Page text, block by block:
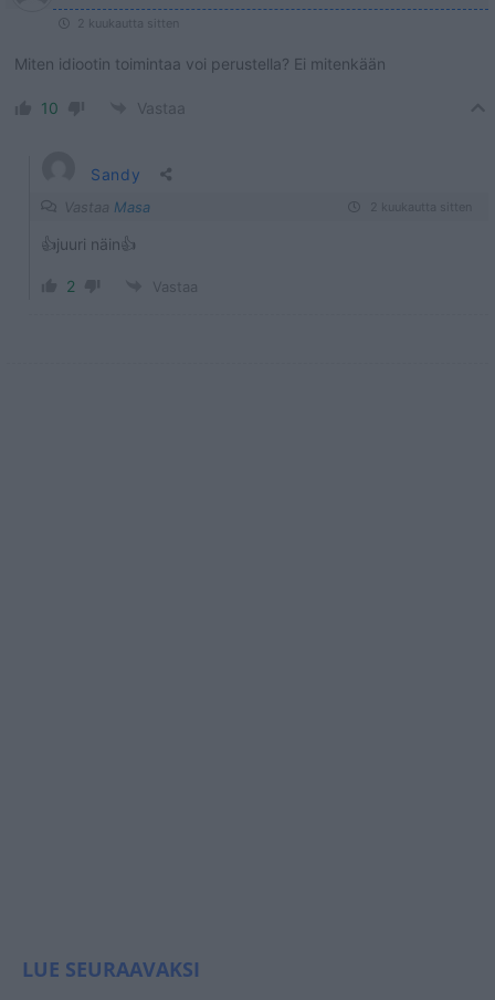
2 kuukautta sitten
Miten idiootin toimintaa voi perustella? Ei mitenkään
10 Vastaa
Sandy
Vastaa Masa 2 kuukautta sitten
👍juuri näin👍
2 Vastaa
LUE SEURAAVAKSI